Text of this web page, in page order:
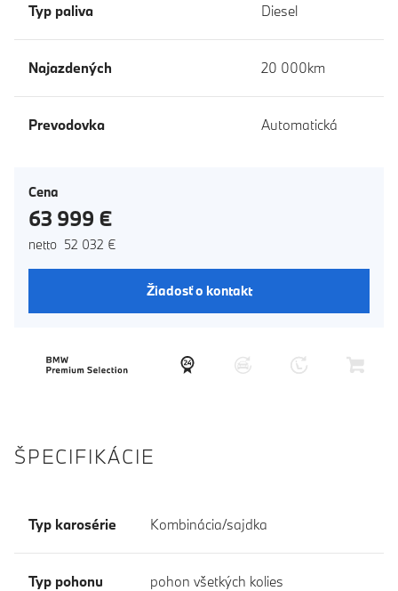
Typ paliva Diesel
Najazdených 20 000km
Prevodovka Automatická
Cena
63 999 €
netto 52 032 €
Žiadosť o kontakt
ŠPECIFIKÁCIE
Typ karosérie Kombinácia/sajdka
Typ pohonu pohon všetkých kolies